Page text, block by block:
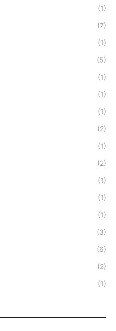
(1)
(7)
(1)
(5)
(1)
(1)
(1)
(2)
(1)
(2)
(1)
(1)
(1)
(3)
(6)
(2)
(1)